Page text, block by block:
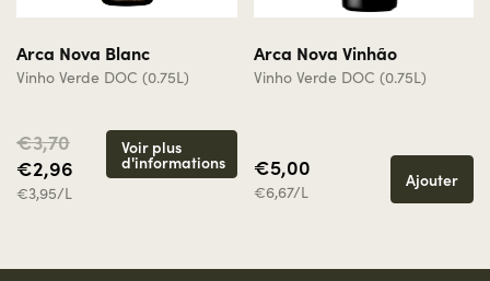
Arca Nova Blanc
Vinho Verde DOC (0.75L)
€3,70
€2,96
€3,95/L
Voir plus
d'informations
Arca Nova Vinhão
Vinho Verde DOC (0.75L)
€5,00
€6,67/L
Ajouter